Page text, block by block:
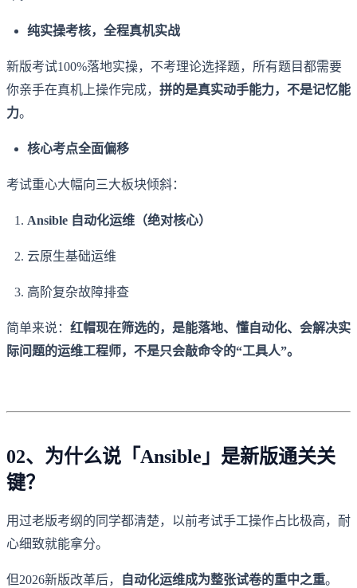
纯实操考核，全程真机实战
新版考试100%落地实操，不考理论选择题，所有题目都需要
你亲手在真机上操作完成， 拼的是真实动手能力，不是记忆能
力。
核心考点全面偏移
考试重心大幅向三大板块倾斜：
Ansible 自动化运维（绝对核心）
云原生基础运维
高阶复杂故障排查
简单来说： 红帽现在筛选的，是能落地、懂自动化、会解决实
际问题的运维工程师，不是只会敲命令的“工具人”。
02、为什么说「Ansible」是新版通关关
键？
用过老版考纲的同学都清楚，以前考试手工操作占比极高，耐
心细致就能拿分。
但2026新版改革后， 自动化运维成为整张试卷的重中之重。